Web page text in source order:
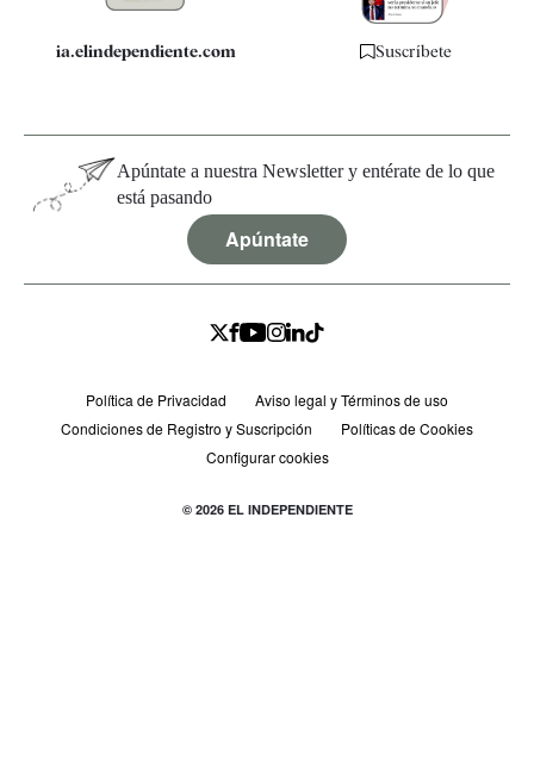
ia.elindependiente.com Suscríbete
Apúntate a nuestra Newsletter y entérate de lo que
está pasando
Apúntate
Política de Privacidad
Aviso legal y Términos de uso
Condiciones de Registro y Suscripción
Políticas de Cookies
Configurar cookies
© 2026 EL INDEPENDIENTE